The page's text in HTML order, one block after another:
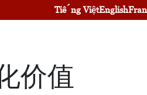
Tiếng ViệtEnglish
价值